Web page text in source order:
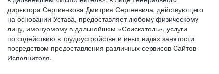
директора Сергиенкова Дмитрия Сергеевича, действующего
на основании Устава, предоставляет любому физическому
лицу, именуемому в дальнейшем «Соискатель», услуги
по содействию в трудоустройстве и иных видах занятости
посредством предоставления различных сервисов Сайтов
Исполнителя.